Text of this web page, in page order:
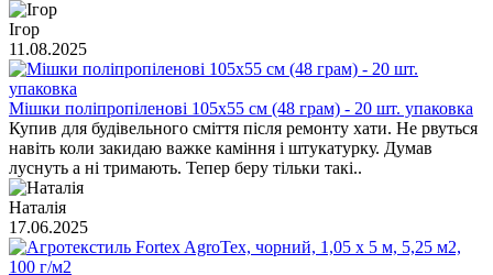
Ігор
11.08.2025
Мішки поліпропіленові 105х55 см (48 грам) - 20 шт. упаковка
Купив для будівельного сміття після ремонту хати. Не рвуться
навіть коли закидаю важке каміння і штукатурку. Думав
луснуть а ні тримають. Тепер беру тільки такі..
Наталія
17.06.2025